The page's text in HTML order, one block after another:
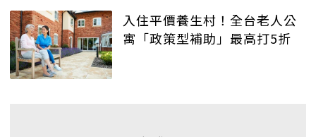
入住平價養生村！全台老人公
寓「政策型補助」最高打5折